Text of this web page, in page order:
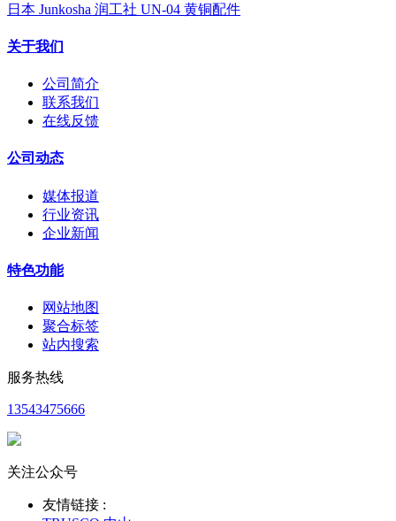
日本 Junkosha 润工社 UN-04 黄铜配件
关于我们
公司简介
联系我们
在线反馈
公司动态
媒体报道
行业资讯
企业新闻
特色功能
网站地图
聚合标签
站内搜索
服务热线
13543475666
关注公众号
友情链接 :